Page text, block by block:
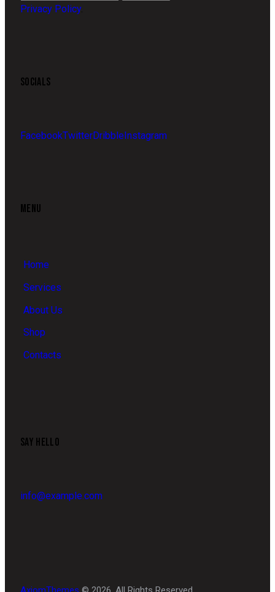
Privacy Policy.
SOCIALS
FacebookTwitterDribbleInstagram
MENU
Home
Services
About Us
Shop
Contacts
SAY HELLO
info@example.com